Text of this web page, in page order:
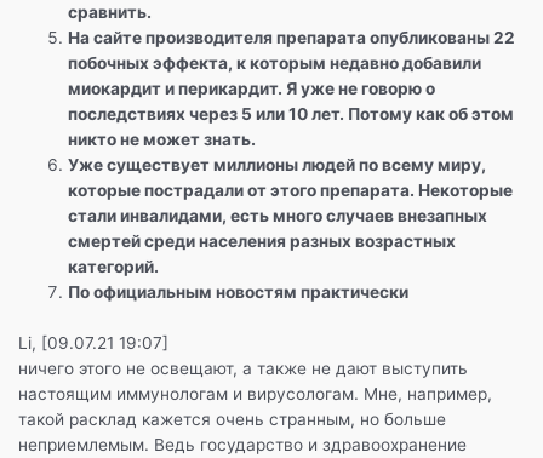
сравнить.
На сайте производителя препарата опубликованы 22
побочных эффекта, к которым недавно добавили
миокардит и перикардит. Я уже не говорю о
последствиях через 5 или 10 лет. Потому как об этом
никто не может знать.
Уже существует миллионы людей по всему миру,
которые пострадали от этого препарата. Некоторые
стали инвалидами, есть много случаев внезапных
смертей среди населения разных возрастных
категорий.
По официальным новостям практически
Li, [09.07.21 19:07]
ничего этого не освещают, а также не дают выступить
настоящим иммунологам и вирусологам. Мне, например,
такой расклад кажется очень странным, но больше
неприемлемым. Ведь государство и здравоохранение